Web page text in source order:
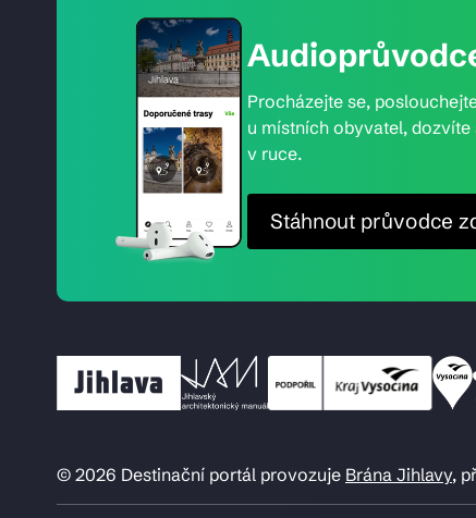
Procházejte se,
u místních obyvatel,
v ruce.
Stáhnout průvodce
© 2026 Destinační portál provozuje Brána Jihlavy,